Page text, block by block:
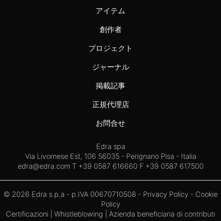
アイテム
創作者
プロジェクト
ジャーナル
掲載記事
正規代理店
お問合せ
Edra spa
Via Livornese Est, 106 56035 - Perignano Pisa - Italia
edra@edra.com T +39 0587 616660 F +39 0587 617500
© 2026 Edra s.p.a - p.IVA 00670710508 - Privacy Policy - Cookie
Policy
Certificazioni
Whistleblowing | Azienda beneficiaria di contributi